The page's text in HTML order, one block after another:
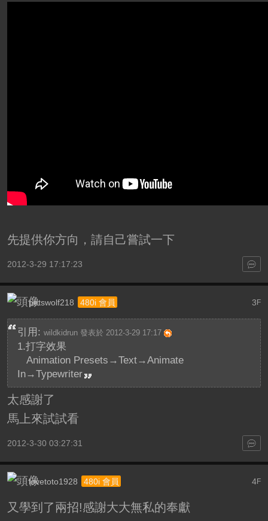
先提供你方向，請自己嘗試一下
2012-3-29 17:17:23
3F
petswolf218 480i 會員
引用: wildkidrun 發表於 2012-3-29 17:17
1.打字效果
Animation Presets→Text→Animate
In→Typewriter
太感謝了
馬上來試試看
2012-3-30 03:27:31
4F
lovetoto1928 480i 會員
又學到了兩招!感謝大大無私的奉獻